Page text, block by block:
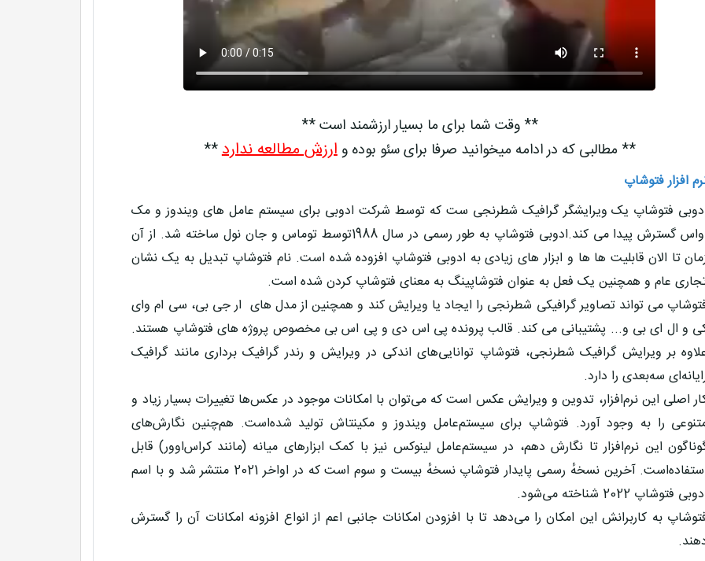
** وقت شما برای ما بسیار ارزشمند است **
** مطالبی که در ادامه میخوانید صرفا برای سئو بوده وارزش مطالعه ندارد**
افزار فتوشاپ
فتوشاپ یک ویرایشگر گرافیک شطرنجی ست که توسط شرکت ادوبی برای سیستم عامل های ویندوز و مک
اواس گسترش پیدا می کند.ادوبی فتوشاپ به طور رسمی در سال 1988توسط توماس و جان نول ساخته شد. از آن
تا الان قابلیت ها ها و ابزار های زیادی به ادوبی فتوشاپ افزوده شده است. نام فتوشاپ تبدیل به یک نشان
عام و همچنین یک فعل به عنوان فتوشاپینگ به معنای فتوشاپ کردن شده است.
می تواند تصاویر گرافیکی شطرنجی را ایجاد یا ویرایش کند و همچنین از مدل های ار جی بی، سی ام وای
و ال ای بی و... پشتیبانی می کند. قالب پرونده پی اس دی و پی اس بی مخصوص پروژه های فتوشاپ هستند.
بر ویرایش گرافیک شطرنجی، فتوشاپ توانایی‌های اندکی در ویرایش و رندر گرافیک برداری مانند گرافیک
سه‌بعدی را دارد.
اصلی این نرم‌افزار، تدوین و ویرایش عکس است که می‌توان با امکانات موجود در عکس‌ها تغییرات بسیار زیاد و
را به وجود آورد. فتوشاپ برای سیستم‌عامل ویندوز و مکینتاش تولید شده‌است. هم‌چنین نگارش‌های
این نرم‌افزار تا نگارش دهم، در سیستم‌عامل لینوکس نیز با کمک ابزارهای میانه (مانند کراس‌اوور) قابل
استفاده‌است. آخرین نسخهٔ رسمی پایدار فتوشاپ نسخهٔ بیست و سوم است که در اواخر 2021 منتشر شد و با اسم
فتوشاپ 2022 شناخته می‌شود.
به کاربرانش این امکان را می‌دهد تا با افزودن امکانات جانبی اعم از انواع افزونه امکانات آن را گسترش